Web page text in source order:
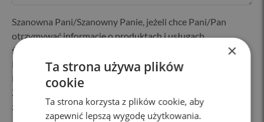
Szanowna Pani/Szanowny Panie, jeżeli chce Pani/Pan
otrzymywać informacje o produktach i usługach
świadczonych przez Centrum Medyczne „Zdrowie Plus” A.
Rezner sp. k., KIELCE ul. Karczówkowska 45, 25-713 Kielce,
REGON 260214923, NIP 657-277-61-82 (zwane dalej CM
Zdrowie) prosimy o podanie danych osobowych oraz
zaznaczenie poniższych zgód(Polityka prywatności)
×
Ta strona używa plików
cookie
Ta strona korzysta z plików cookie, aby
zapewnić lepszą wygodę użytkowania.